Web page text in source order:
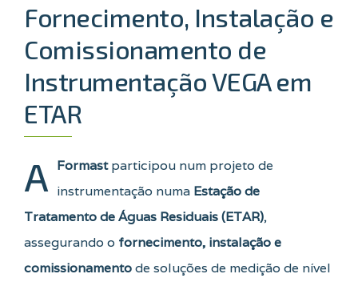
Fornecimento, Instalação e
Comissionamento de
Instrumentação VEGA em
ETAR
A Formastparticipou num projeto de
instrumentação numa Estação de
Tratamento de Águas Residuais (ETAR),
assegurando o fornecimento, instalação e
comissionamentode soluções de medição de nível